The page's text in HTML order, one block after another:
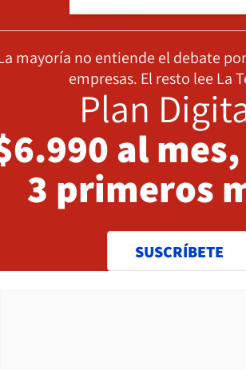
mayoría no entiende el debate
empresas. El resto lee La
Plan
al
3 primeros
SUSCRÍBETE